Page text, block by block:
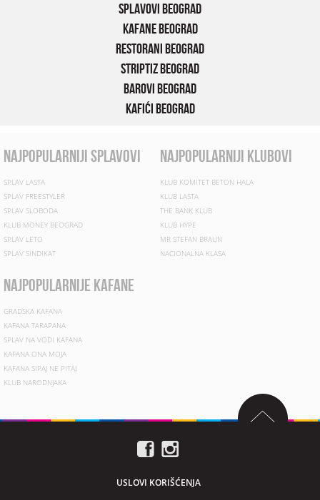
Splavovi Beograd
Kafane Beograd
Restorani Beograd
Striptiz Beograd
Barovi Beograd
Kafići Beograd
najpopularniji splavovi
SPLAV LASTA
SPLAV FREESTYLER
SPLAV SLOBODA
KLUB MONEY BEOGRAD
SPLAV LETO
SPLAV SINDIKAT
najpopularniji klubovi
KLUB KOMITET BETON HALA
KLUB LASTA
THE BANK KLUB
KLUB HYPE
MR STEFAN BRAUN
NACIONALNA KLASA
najpopularnije kafane
GRADSKA KAFANA
KAFANA TARAPANA
SPLAV NA VODI KAFANA
KAFANA ONA MOJA
KAFANA SIPAJ NE PITAJ
KLUB NARODNJAKA
USLOVI KORIŠĆENJA